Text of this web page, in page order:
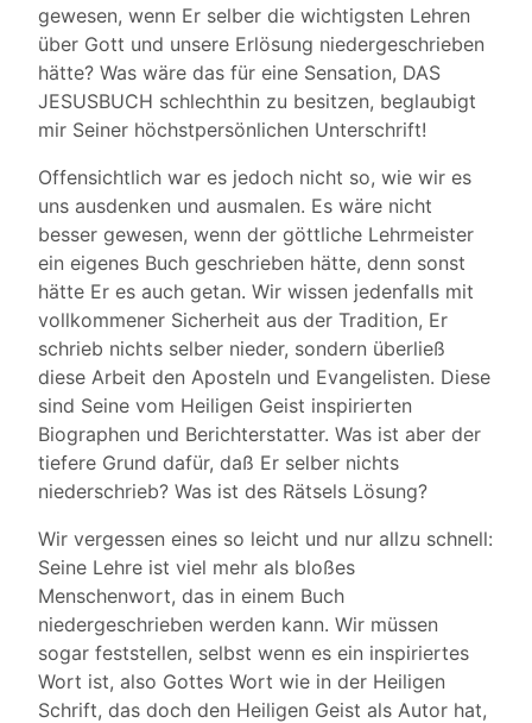
gewesen, wenn Er selber die wichtigsten Lehren
über Gott und unsere Erlösung niedergeschrieben
hätte? Was wäre das für eine Sensation, DAS
JESUSBUCH schlechthin zu besitzen, beglaubigt
mir Seiner höchstpersönlichen Unterschrift!
Offensichtlich war es jedoch nicht so, wie wir es
uns ausdenken und ausmalen. Es wäre nicht
besser gewesen, wenn der göttliche Lehrmeister
ein eigenes Buch geschrieben hätte, denn sonst
hätte Er es auch getan. Wir wissen jedenfalls mit
vollkommener Sicherheit aus der Tradition, Er
schrieb nichts selber nieder, sondern überließ
diese Arbeit den Aposteln und Evangelisten. Diese
sind Seine vom Heiligen Geist inspirierten
Biographen und Berichterstatter. Was ist aber der
tiefere Grund dafür, daß Er selber nichts
niederschrieb? Was ist des Rätsels Lösung?
Wir vergessen eines so leicht und nur allzu schnell:
Seine Lehre ist viel mehr als bloßes
Menschenwort, das in einem Buch
niedergeschrieben werden kann. Wir müssen
sogar feststellen, selbst wenn es ein inspiriertes
Wort ist, also Gottes Wort wie in der Heiligen
Schrift, das doch den Heiligen Geist als Autor hat,